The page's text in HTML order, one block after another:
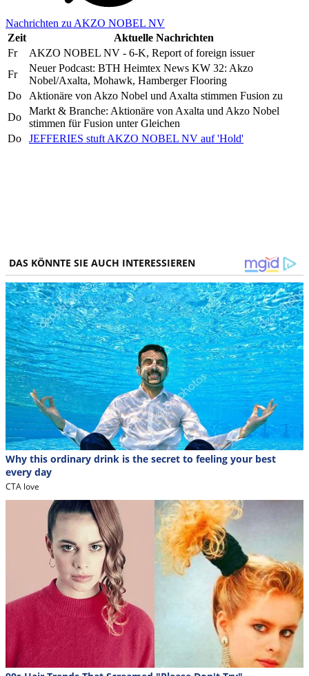
Nachrichten zu AKZO NOBEL NV
Zeit
Aktuelle Nachrichten
Fr
AKZO NOBEL NV - 6-K, Report of foreign issuer
Fr
Neuer Podcast: BTH Heimtex News KW 32: Akzo
Nobel/Axalta, Mohawk, Hamberger Flooring
Do
Aktionäre von Akzo Nobel und Axalta stimmen Fusion zu
Do
Markt & Branche: Aktionäre von Axalta und Akzo Nobel
stimmen für Fusion unter Gleichen
Do
JEFFERIES stuft AKZO NOBEL NV auf 'Hold'